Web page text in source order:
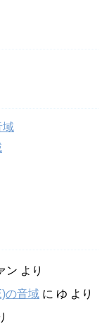
域
ン より
の音域 に ゆ より